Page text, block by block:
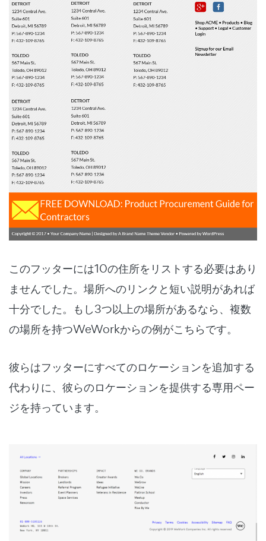
このフッターには10の住所をリストする必要はあり
ませんでした。場所へのリンクと短い説明があれば
十分でした。もし3つ以上の場所があるなら、複数
の場所を持つWeWorkからの例がこちらです。
彼らはフッターにすべてのロケーションを追加する
代わりに、彼らのロケーションを提供する専用ペー
ジを持っています。